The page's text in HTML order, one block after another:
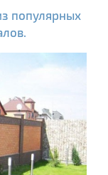
популярных